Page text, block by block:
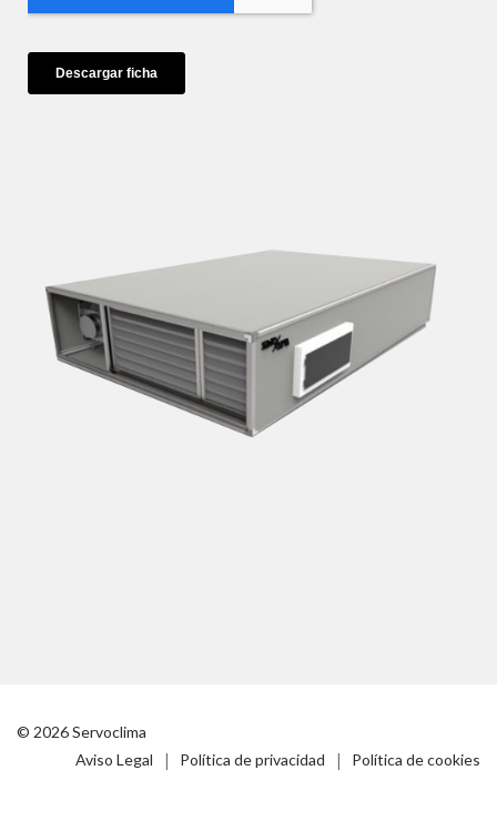
© 2026 Servoclima
Aviso Legal
| Política de privacidad | Política de cookies